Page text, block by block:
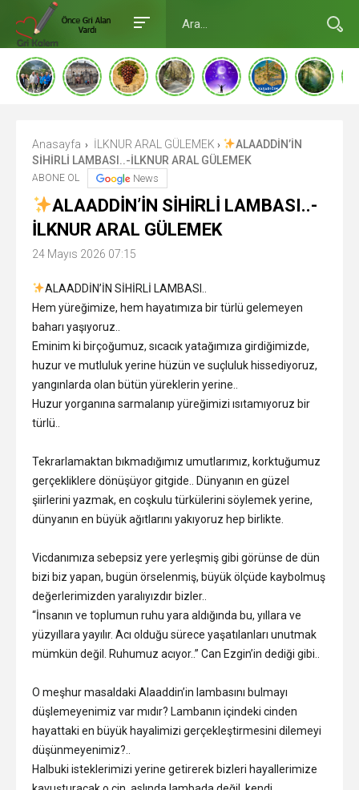
Anasayfa › İLKNUR ARAL GÜLEMEK ›
ALAADDİN’İN
SİHİRLİ LAMBASI..-İLKNUR ARAL GÜLEMEK
ABONE OL News
ALAADDİN’İN SİHİRLİ LAMBASI..-
İLKNUR ARAL GÜLEMEK
24 Mayıs 2026 07:15
ALAADDİN’İN SİHİRLİ LAMBASI..
️Hem yüreğimize, hem hayatımıza bir türlü gelemeyen
baharı yaşıyoruz..
Eminim ki birçoğumuz, sıcacık yatağımıza girdiğimizde,
huzur ve mutluluk yerine hüzün ve suçluluk hissediyoruz,
yangınlarda olan bütün yüreklerin yerine..
Huzur yorganına sarmalanıp yüreğimizi ısıtamıyoruz bir
türlü..
Tekrarlamaktan bıkmadığımız umutlarımız, korktuğumuz
gerçekliklere dönüşüyor gitgide.. Dünyanın en güzel
şiirlerini yazmak, en coşkulu türkülerini söylemek yerine,
dünyanın en büyük ağıtlarını yakıyoruz hep birlikte.
Vicdanımıza sebepsiz yere yerleşmiş gibi görünse de dün
bizi biz yapan, bugün örselenmiş, büyük ölçüde kaybolmuş
değerlerimizden yaralıyızdır bizler..
“İnsanın ve toplumun ruhu yara aldığında bu, yıllara ve
yüzyıllara yayılır. Acı olduğu sürece yaşatılanları unutmak
mümkün değil. Ruhumuz acıyor..” Can Ezgin’in dediği gibi..
O meşhur masaldaki Alaaddin’in lambasını bulmayı
düşlemeyenimiz var mıdır? Lambanın içindeki cinden
hayattaki en büyük hayalimizi gerçekleştirmesini dilemeyi
düşünmeyenimiz?..
Halbuki isteklerimizi yerine getirerek bizleri hayallerimize